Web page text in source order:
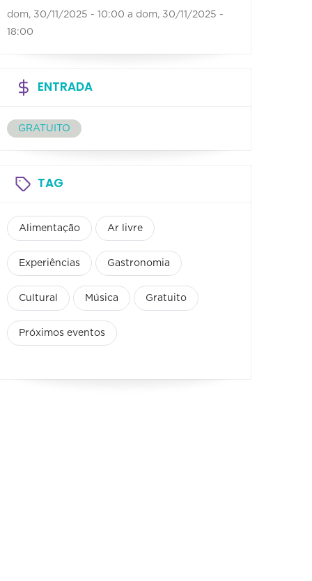
dom, 30/11/2025 - 10:00 a dom, 30/11/2025 -
18:00
ENTRADA
GRATUITO
TAG
Alimentação Ar livre
Experiências Gastronomia
Cultural Música Gratuito
Próximos eventos